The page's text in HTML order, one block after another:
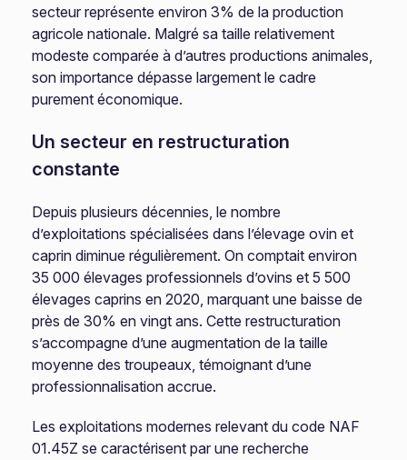
secteur représente environ 3% de la production
agricole nationale. Malgré sa taille relativement
modeste comparée à d’autres productions animales,
son importance dépasse largement le cadre
purement économique.
Un secteur en restructuration
constante
Depuis plusieurs décennies, le nombre
d’exploitations spécialisées dans l’élevage ovin et
caprin diminue régulièrement. On comptait environ
35 000 élevages professionnels d’ovins et 5 500
élevages caprins en 2020, marquant une baisse de
près de 30% en vingt ans. Cette restructuration
s’accompagne d’une augmentation de la taille
moyenne des troupeaux, témoignant d’une
professionnalisation accrue.
Les exploitations modernes relevant du code NAF
01.45Z se caractérisent par une recherche